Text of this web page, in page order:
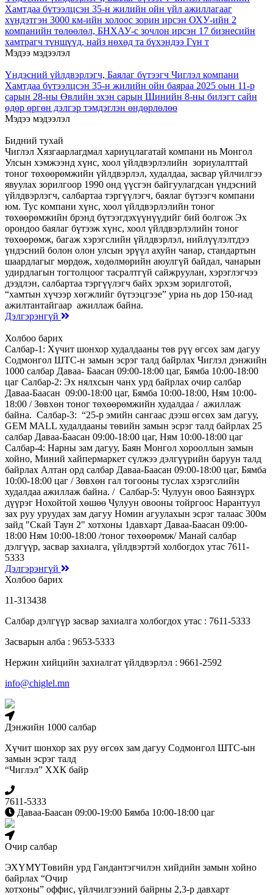
Хамтдаа бүтээлцсэн 35-н жилийн ойн үйл ажиллагааг
хүндэтгэн 3000 км-ийн холоос зорин ирсэн ОХУ-ийн 2
компанийн төлөөлөл, БНХАУ-с зочлон ирсэн 17 бизнесийн
хамтрагч түншүүд, найз нөхөд та бүхэндээ Гүн т
Мэдээ мэдээлэл
Үндэсний үйлдвэрлэгч, Баялаг бүтээгч Чиглэл компани
Хамтдаа бүтээлцсэн 35-н жилийн ойн баяраа 2025 оын 11-р
сарын 28-ны Өвлийн эхэн сарын Шинийн 8-ны билэгт сайн
өдөр өргөн дэлгэр тэмдэглэн өндөрлөлөө
Мэдээ мэдээлэл
Бидний тухай
Чиглэл Хязгаарлагдмал хариуцлагатай компани нь Монгол
Улсын хэмжээнд хүнс, хоол үйлдвэрлэлийн зориулалттай
тоног төхөөрөмжийн үйлдвэрлэл, худалдаа, засвар үйлчилгээ
явуулах зорилгоор 1990 онд үүсгэн байгуулагдсан үндэсний
үйлдвэрлэгч, салбартаа тэргүүлэгч, баялаг бүтээгч компани
юм. Тус компани хүнс, хоол үйлдвэрлэлийн тоног
төхөөрөмжийн брэнд бүтээгдэхүүнүүдийг бий болгож Эх
орондоо баялаг бүтээж хүнс, хоол үйлдвэрлэлийн тоног
төхөөрөмж, багаж хэрэгслийн үйлдвэрлэл, нийлүүлэлтдээ
үндэсний болон олон улсын эрүүл ахуйн чанар, стандартын
шаардлагыг мөрдөж, хөдөлмөрийн аюулгүй байдал, чанарын
удирдлагын тогтолцоог тасралтгүй сайжруулан, хэрэглэгчээ
дээдлэн, салбартаа тэргүүлэгч байх эрхэм зорилготой,
“хамтын хүчээр хөгжлийг бүтээцгээе” уриа нь дор 150-иад
ажилтантайгаар ажиллаж байна.
Дэлгэрэнгүй
Холбоо барих
Салбар-1: Хүчит шонхор худалдааны төв рүү өгсөх зам дагуу
Содмонгол ШТС-н замын эсрэг талд байрлах Чиглэл дэнжийн
1000 салбар Даваа- Баасан 09:00-18:00 цаг, Бямба 10:00-18:00
цаг Салбар-2: Эх нялхсын чанх урд байрлах очир салбар
Даваа-Баасан 09:00-18:00 цаг, Бямба 10:00-18:00, Ням 10:00-
18:00 / Зөвхөн тоног төхөөрөмжийн худалдаа / ажиллаж
байна. Салбар-3: “25-р эмийн сангаас дээш өгсөх зам дагуу,
GEM MALL худалдааны төвийн замын эсрэг талд байрлах 25
салбар Даваа-Баасан 09:00-18:00 цаг, Ням 10:00-18:00 цаг
Салбар-4: Нарны зам дагуу, Баян Монгол хорооллын замын
хойно, Миний хайпермаркет сүлжээ дэлгүүрийн баруун талд
байрлах Алтан орд салбар Даваа-Баасан 09:00-18:00 цаг, Бямба
10:00-18:00 цаг / Зөвхөн гал тогооны туслах хэрэгслийн
худалдаа ажиллаж байна. / Салбар-5: Чулуун овоо Баянзүрх
дүүрэг Нохойтой хөшөө Чулуун овооны тойргоос Нарантуул
зах руу уруудах зам дагуу Номин агуулахын эсрэг талаас 300м
зайд "Скай Таун 2" хотхоны 1давхарт Даваа-Баасан 09:00-
18:00 Ням 10:00-18:00 /тоног төхөөрөмж/ Манай салбар
дэлгүүр, засвар захиалга, үйлдвэртэй холбогдох утас 7611-
5333
Дэлгэрэнгүй
Холбоо барих
11-313438
Салбар дэлгүүр засвар захиалга холбогдох утас : 7611-5333
Засварын алба : 9653-5333
Нержин хийцийн захиалгат үйлдвэрлэл : 9661-2592
info@chiglel.mn
Дэнжийн 1000 салбар
Хүчит шонхор зах руу өгсөх зам дагуу Содмонгол ШТС-ын
замын эсрэг талд
“Чиглэл” ХХК байр
7611-5333
Даваа-Баасан 09:00-19:00 Бямба 10:00-18:00 цаг
Очир салбар
ЭХҮМҮТөвийн урд Гандантэгчилэн хийдийн замын хойно
байрлах “Очир
хотхоны” оффис, үйлчилгээний байрны 2,3-р давхарт